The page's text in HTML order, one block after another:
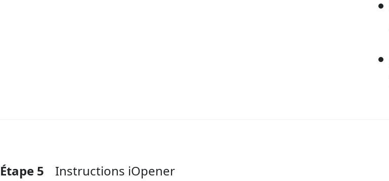
Ajouter un commentaire
Étape 5 Instructions iOpener